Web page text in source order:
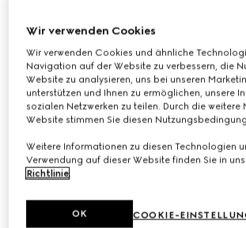
New Bond Street
Sloane Street
Westfield
In den Gucci Flagship-Stores in der
Wir verwenden Cookies
Wir verwenden Cookies und ähnliche
Navigation auf der Website zu verbessern, die
Website zu analysieren, uns bei unseren
unterstützen und Ihnen zu ermöglichen, unsere
sozialen Netzwerken zu teilen. Durch die weitere
Website stimmen Sie diesen
Weitere Informationen zu diesen Technologien
Verwendung auf dieser Website finden Sie in
Richtlinie.
COOKIE-
OK